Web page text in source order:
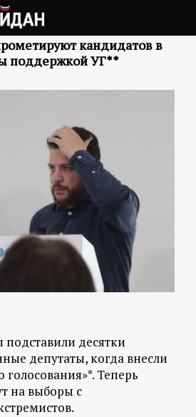
кандидатов в
поддержкой УГ**
подставили десятки
депутаты, когда внесли
Теперь
на выборы с